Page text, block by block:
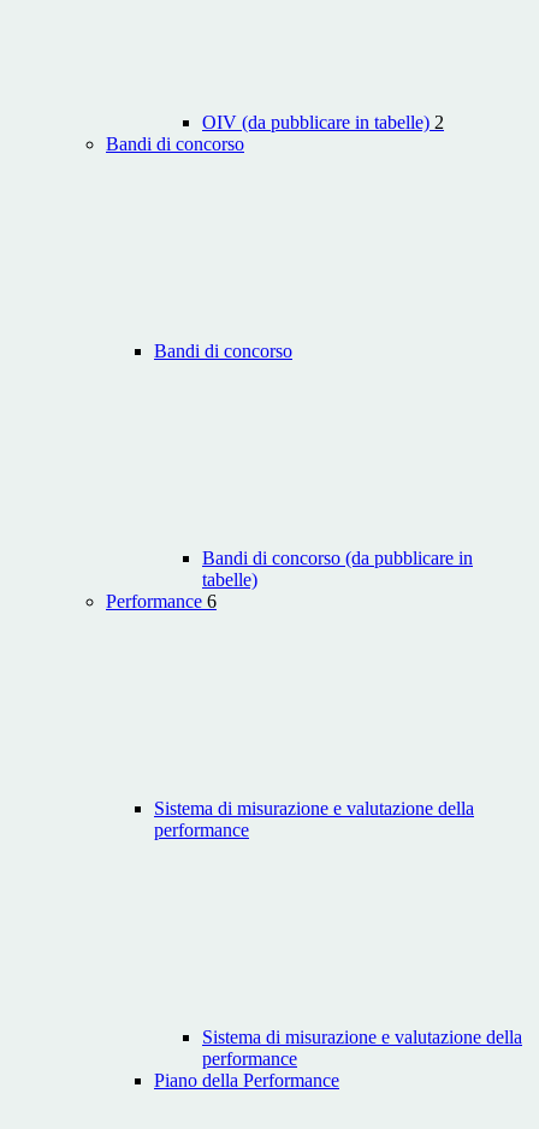
OIV (da pubblicare in tabelle) 2
Bandi di concorso
Bandi di concorso
Bandi di concorso (da pubblicare in
tabelle)
Performance 6
Sistema di misurazione e valutazione della
performance
Sistema di misurazione e valutazione della
performance
Piano della Performance